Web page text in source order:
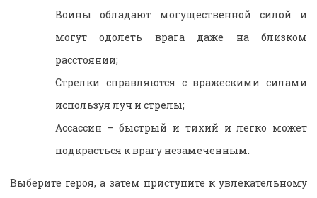
Воины обладают могущественной силой и
могут одолеть врага даже на близком
расстоянии;
Стрелки справляются с вражескими силами
используя луч и стрелы;
Ассассин – быстрый и тихий и легко может
подкрасться к врагу незамеченным.
Выберите героя, а затем приступите к увлекательному